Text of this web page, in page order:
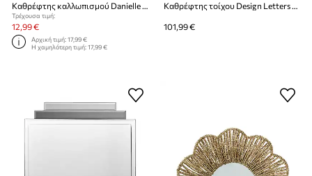
Καθρέφτης καλλωπισμού Danielle Beauty Easel Clear
Τρέχουσα τιμή:
12,99 €
Αρχική τιμή:17,99 €
Η χαμηλότερη τιμή:17,99 €
Καθρέφτης τοίχου Design Letters Mirror & More
101,99 €